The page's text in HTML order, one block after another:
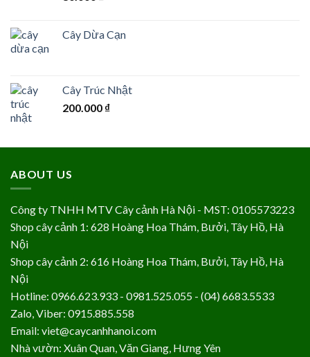
Cây Dừa Cạn
Cây Trúc Nhật
200.000 ₫
ABOUT US
Công ty TNHH MTV Cây cảnh Hà Nội - MST: 0105573223
Shop cây cảnh 1: 628 Hoàng Hoa Thám, Bưởi, Tây Hồ, Hà
Nội
Shop cây cảnh 2: 616 Hoàng Hoa Thám, Bưởi, Tây Hồ, Hà
Nội
Hotline: 0966.623.933 - 0981.525.055 - (04) 6683.5533
Zalo, Viber: 0915.885.558
Email: viet@caycanhhanoi.com
Nhà vườn: Xuân Quan, Văn Giang, Hưng Yên